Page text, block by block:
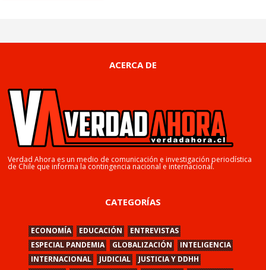
ACERCA DE
Verdad Ahora es un medio de comunicación e investigación periodística
de Chile que informa la contingencia nacional e internacional.
CATEGORÍAS
ECONOMÍA EDUCACIÓN
ENTREVISTAS
ESPECIAL PANDEMIA
GLOBALIZACIÓN
INTELIGENCIA
INTERNACIONAL
JUDICIAL
JUSTICIA Y DDHH